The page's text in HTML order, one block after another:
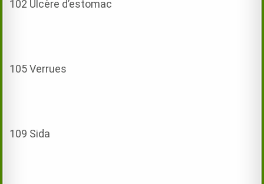
102 Ulcère d’estomac
105 Verrues
109 Sida